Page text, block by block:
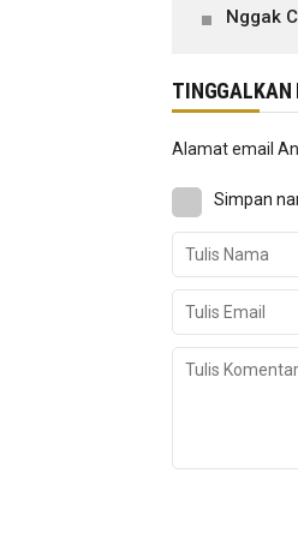
Nggak
TINGGALKAN
Alamat email
Simpan